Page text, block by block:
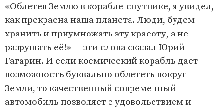
«Облетев Землю в корабле-спутнике, я увидел,
как прекрасна наша планета. Люди, будем
хранить и приумножать эту красоту, а не
разрушать её!» — эти слова сказал Юрий
Гагарин. И если космический корабль дает
возможность буквально облететь вокруг
Земли, то качественный современный
автомобиль позволяет с удовольствием и